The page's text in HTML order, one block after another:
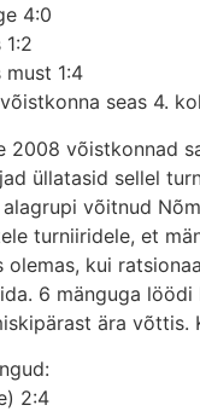
4:0
must 1:4
seas 4.
2008 võistkonnad
üllatasid sellel
võitnud
turniiridele, et
olemas, kui
6 mänguga
ära võttis.
2:4